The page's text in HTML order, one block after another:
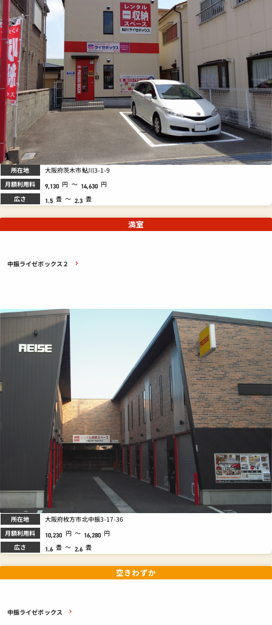
所在地 大阪府茨木市鮎川3-1-9
月額利用料 9,130 円 ～ 14,630 円
広さ 1.5 畳 ～ 2.3 畳
中振ライゼボックス２
満室
所在地 大阪府枚方市北中振3-17-36
月額利用料 10,230 円 ～ 16,280 円
広さ 1.6 畳 ～ 2.6 畳
中振ライゼボックス
空きわずか